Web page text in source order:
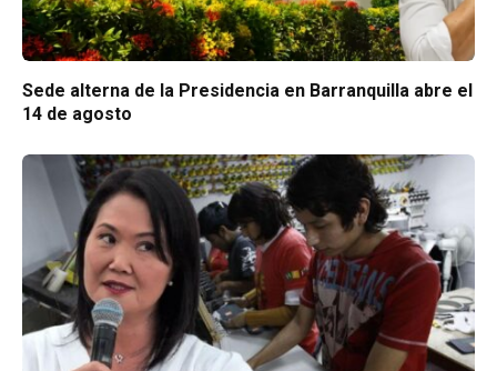
Sede alterna de la Presidencia en Barranquilla abre el
14 de agosto